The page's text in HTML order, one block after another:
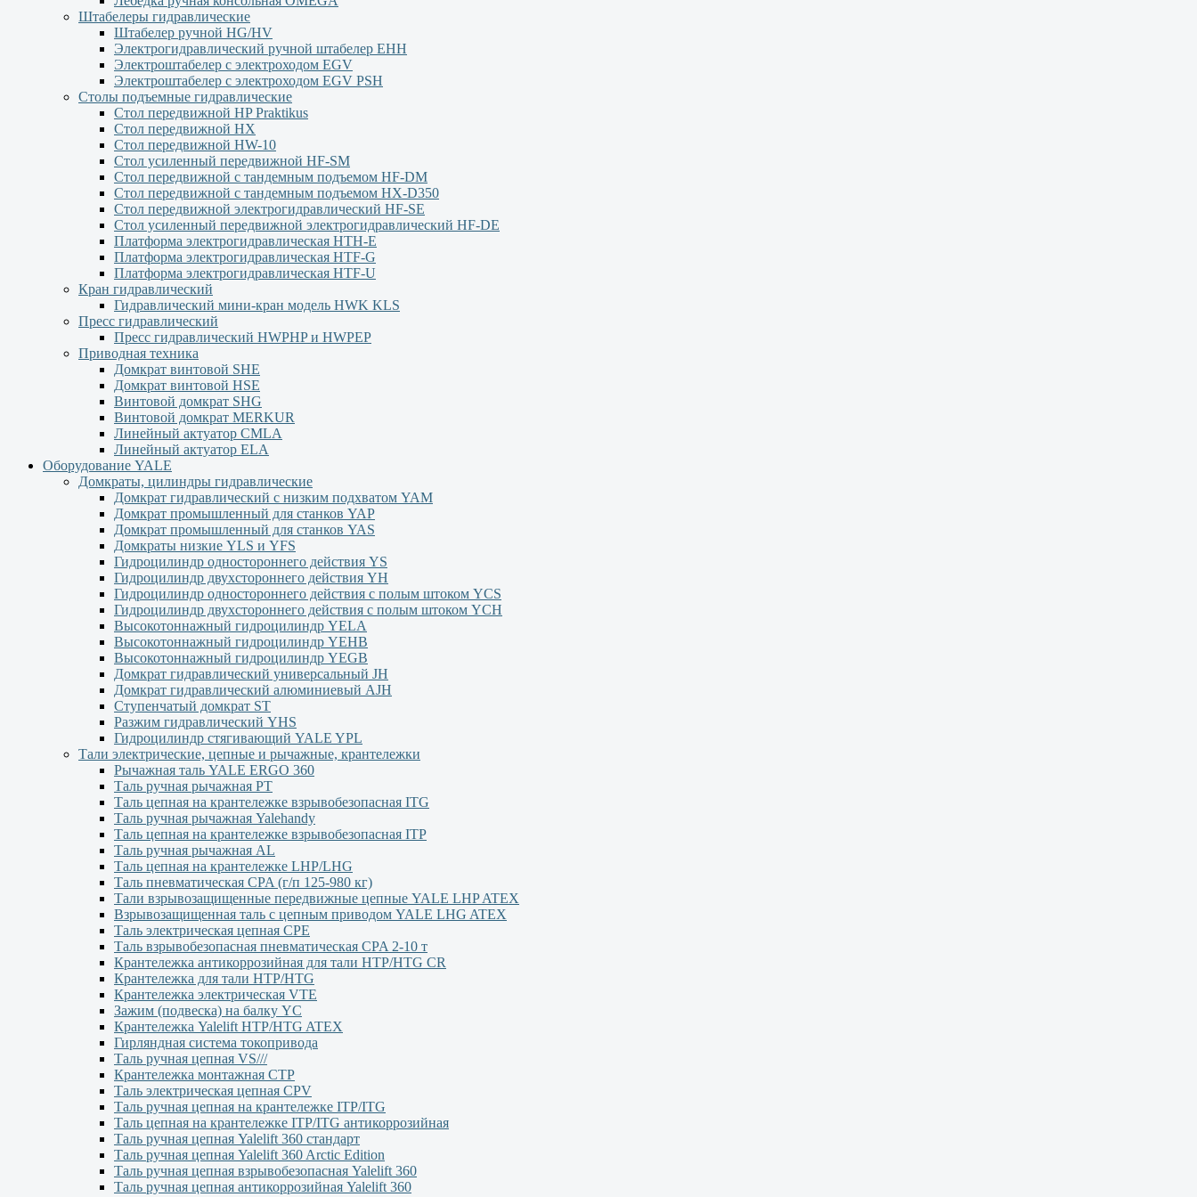
Штабелеры гидравлические
Штабелер ручной HG/HV
Электрогидравлический ручной штабелер ЕНН
Электроштабелер с электроходом EGV
Электроштабелер с электроходом EGV PSH
Столы подъемные гидравлические
Стол передвижной HP Praktikus
Стол передвижной HX
Стол передвижной HW-10
Стол усиленный передвижной HF-SM
Стол передвижной с тандемным подъемом HF-DM
Стол передвижной с тандемным подъемом HX-D350
Стол передвижной электрогидравлический HF-SE
Стол усиленный передвижной электрогидравлический HF-DE
Платформа электрогидравлическая HTH-E
Платформа электрогидравлическая HTF-G
Платформа электрогидравлическая HTF-U
Кран гидравлический
Гидравлический мини-кран модель HWK KLS
Пресс гидравлический
Пресс гидравлический HWPHP и HWPEP
Приводная техника
Домкрат винтовой SHE
Домкрат винтовой HSE
Винтовой домкрат SHG
Винтовой домкрат MERKUR
Линейный актуатор CMLA
Линейный актуатор ЕLA
Оборудование YALE
Домкраты, цилиндры гидравлические
Домкрат гидравлический с низким подхватом YAM
Домкрат промышленный для станков YAP
Домкрат промышленный для станков YAS
Домкраты низкие YLS и YFS
Гидроцилиндр одностороннего действия YS
Гидроцилиндр двухстороннего действия YН
Гидроцилиндр одностороннего действия с полым штоком YСS
Гидроцилиндр двухстороннего действия с полым штоком YСН
Высокотоннажный гидроцилиндр YELA
Высокотоннажный гидроцилиндр YEHВ
Высокотоннажный гидроцилиндр YEGВ
Домкрат гидравлический универсальный JH
Домкрат гидравлический алюминиевый АJH
Ступенчатый домкрат ST
Разжим гидравлический YHS
Гидроцилиндр стягивающий YALE YPL
Тали электрические, цепные и рычажные, крантележки
Рычажная таль YALE ERGO 360
Таль ручная рычажная PT
Таль цепная на крантележке взрывобезопасная ITG
Таль ручная рычажная Yalehandy
Таль цепная на крантележке взрывобезопасная ITP
Таль ручная рычажная AL
Таль цепная на крантележке LHP/LHG
Таль пневматическая CPA (г/п 125-980 кг)
Тали взрывозащищенные передвижные цепные YALE LHP ATEX
Взрывозащищенная таль с цепным приводом YALE LHG ATEX
Таль электрическая цепная CPE
Таль взрывобезопасная пневматическая CPA 2-10 т
Крантележка антикоррозийная для тали HTP/HTG CR
Крантележка для тали HTP/HTG
Крантележка электрическая VTE
Зажим (подвеска) на балку YC
Крантележка Yalelift НТР/НТG ATEX
Гирляндная система токопривода
Таль ручная цепная VS///
Крантележка монтажная СТР
Таль электрическая цепная CPV
Таль ручная цепная на крантележке ITP/ITG
Таль цепная на крантележке ITP/ITG антикоррозийная
Таль ручная цепная Yalelift 360 стандарт
Таль ручная цепная Yalelift 360 Arctic Edition
Таль ручная цепная взрывобезопасная Yalelift 360
Таль ручная цепная антикоррозийная Yalelift 360